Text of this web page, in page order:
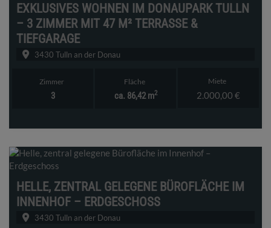
EXKLUSIVES WOHNEN IM DONAUPARK TULLN
– 3 ZIMMER MIT 47 M² TERRASSE &
TIEFGARAGE
3430 Tulln an der Donau
Zimmer
3
Fläche
ca. 86,42 m2
Miete
2.000,00 €
HELLE, ZENTRAL GELEGENE BÜROFLÄCHE IM
INNENHOF – ERDGESCHOSS
3430 Tulln an der Donau